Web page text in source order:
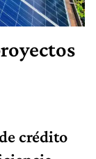
crédito